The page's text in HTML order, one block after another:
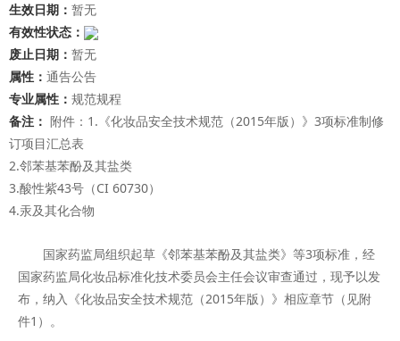
生效日期： 暂无
有效性状态：
废止日期： 暂无
属性： 通告公告
专业属性： 规范规程
备注： 附件：1.《化妆品安全技术规范（2015年版）》3项标准制修
订项目汇总表
2.邻苯基苯酚及其盐类
3.酸性紫43号（CI 60730）
4.汞及其化合物
国家药监局组织起草《邻苯基苯酚及其盐类》等3项标准，经
国家药监局化妆品标准化技术委员会主任会议审查通过，现予以发
布，纳入《化妆品安全技术规范（2015年版）》相应章节（见附
件1）。